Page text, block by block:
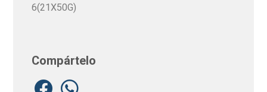
6(21X50G)
Compártelo